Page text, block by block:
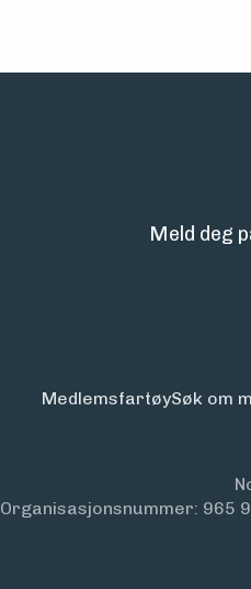
Meld deg
MedlemsfartøySøk om
Organisasjonsnummer: 965